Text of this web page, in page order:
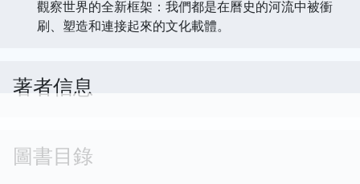
觀察世界的全新框架：我們都是在曆史的河流中被衝
刷、塑造和連接起來的文化載體。
著者信息
圖書目錄